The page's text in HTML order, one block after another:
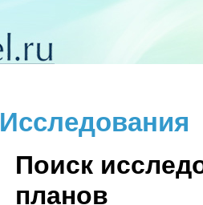
Исследования
Поиск
планов